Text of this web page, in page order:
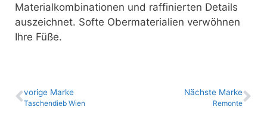
Materialkombinationen und raffinierten Details
auszeichnet. Softe Obermaterialien verwöhnen
Ihre Füße.
vo­ri­ge Marke
Taschendieb Wien
Nächste Marke
Remonte